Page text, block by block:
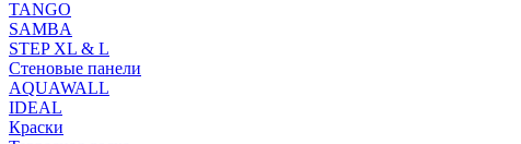
TANGO
SAMBA
STEP XL & L
Стеновые панели
AQUAWALL
IDEAL
Краски